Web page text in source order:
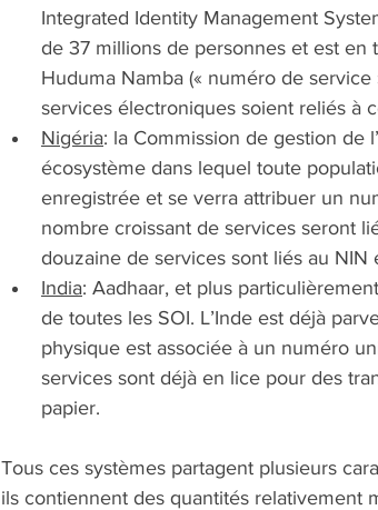
Integrated Identity Management
de 37 millions de personnes et est
Huduma Namba (« numéro de
services électroniques soient reliés à
Nigéria: la Commission de gestion de
écosystème dans lequel toute
enregistrée et se verra attribuer un
nombre croissant de services seront
douzaine de services sont liés au
India: Aadhaar, et plus
de toutes les SOI. L’Inde est déjà
physique est associée à un numéro
services sont déjà en lice pour des
papier.
Tous ces systèmes partagent plusieurs
ils contiennent des quantités relativement